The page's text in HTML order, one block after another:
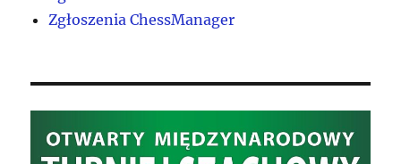
Zgłoszenia ChessManager